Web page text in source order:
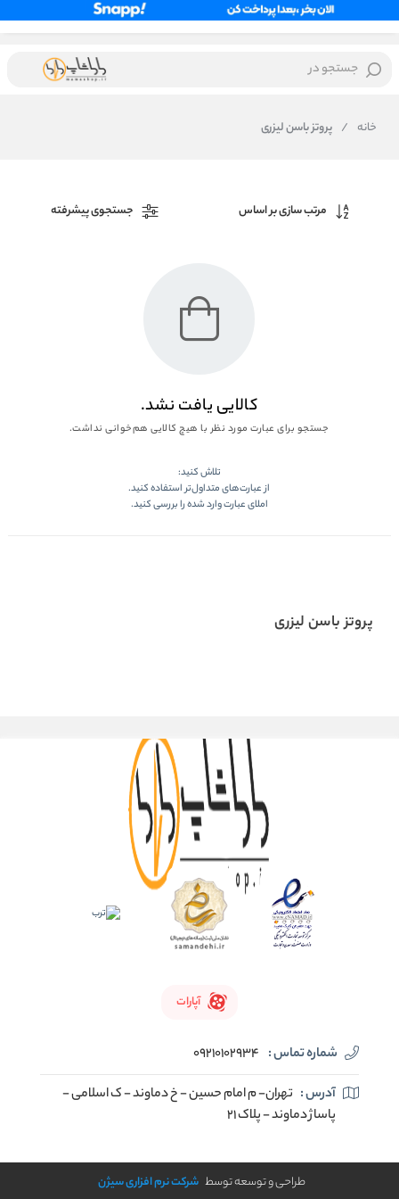
جستجو در
خانه / پروتز باسن لیزری
مرتب سازی بر اساس جستجوی پیشرفته
کالایی یافت نشد.
جستجو برای عبارت مورد نظر با هیچ کالایی هم‌خوانی نداشت.
تلاش کنید:
از عبارت‌های متداول‌تر استفاده کنید.
املای عبارت وارد شده را بررسی کنید.
پروتز باسن لیزری
آپارات
شماره تماس : 09210102934
آدرس : تهران- م امام حسین - خ دماوند - ک اسلامی -
پاساژ دماوند - پلاک 21
طراحی و توسعه توسط شرکت نرم افزاری سیژن